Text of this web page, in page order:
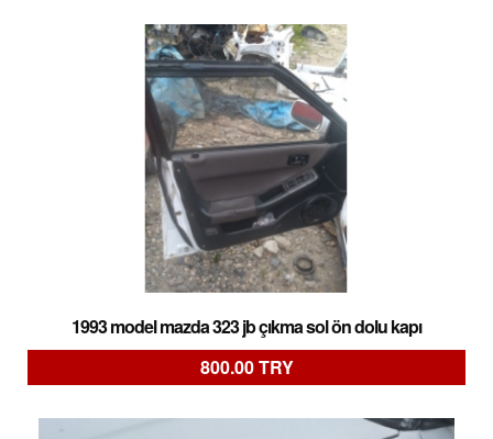
1993 model mazda 323 jb çıkma sol ön dolu kapı
800.00 TRY